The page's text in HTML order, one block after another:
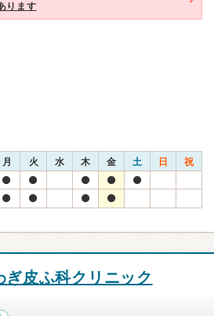
ります
月 火 水 木 金 土 日 祝
ぎ皮ふ科クリニック